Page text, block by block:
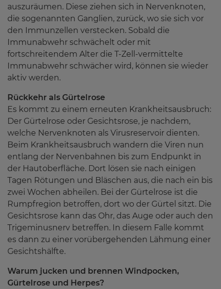
auszuräumen. Diese ziehen sich in Nervenknoten,
die sogenannten Ganglien, zurück, wo sie sich vor
den Immunzellen verstecken. Sobald die
Immunabwehr schwächelt oder mit
fortschreitendem Alter die T-Zell-vermittelte
Immunabwehr schwächer wird, können sie wieder
aktiv werden.
Rückkehr als Gürtelrose
Es kommt zu einem erneuten Krankheitsausbruch:
Der Gürtelrose oder Gesichtsrose, je nachdem,
welche Nervenknoten als Virusreservoir dienten.
Beim Krankheitsausbruch wandern die Viren nun
entlang der Nervenbahnen bis zum Endpunkt in
der Hautoberfläche. Dort lösen sie nach einigen
Tagen Rötungen und Bläschen aus, die nach ein bis
zwei Wochen abheilen. Bei der Gürtelrose ist die
Rumpfregion betroffen, dort wo der Gürtel sitzt. Die
Gesichtsrose kann das Ohr, das Auge oder auch den
Trigeminusnerv betreffen. In diesem Falle kommt
es dann zu einer vorübergehenden Lähmung einer
Gesichtshälfte.
Warum jucken und brennen Windpocken,
Gürtelrose und Herpes?